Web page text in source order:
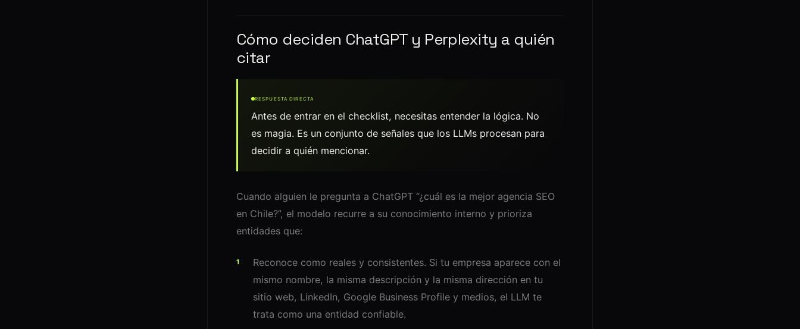
Cómo deciden ChatGPT y Perplexity a quién
citar
RESPUESTA DIRECTA
Antes de entrar en el checklist, necesitas entender la lógica. No
es magia. Es un conjunto de señales que los LLMs procesan para
decidir a quién mencionar.
Cuando alguien le pregunta a ChatGPT “¿cuál es la mejor agencia SEO
en Chile?”, el modelo recurre a su conocimiento interno y prioriza
entidades que:
Reconoce como reales y consistentes. Si tu empresa aparece con el
mismo nombre, la misma descripción y la misma dirección en tu
sitio web, LinkedIn, Google Business Profile y medios, el LLM te
trata como una entidad confiable.